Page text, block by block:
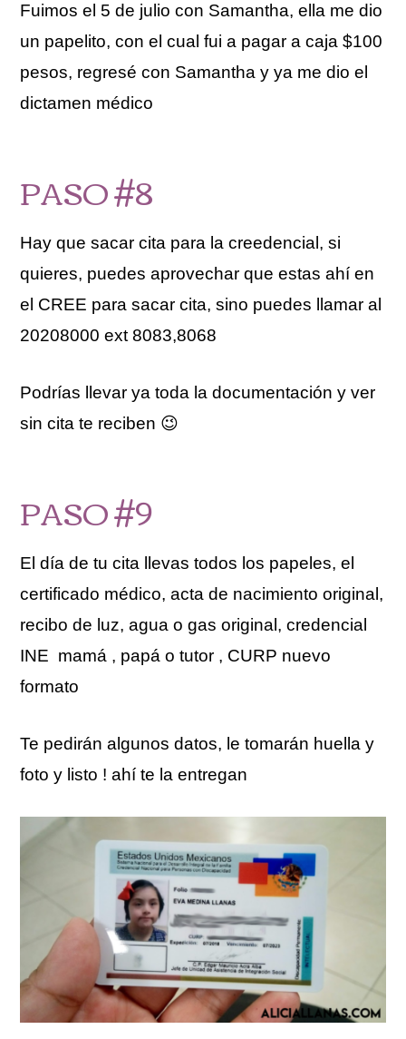
Fuimos el 5 de julio con Samantha, ella me dio
un papelito, con el cual fui a pagar a caja $100
pesos, regresé con Samantha y ya me dio el
dictamen médico
PASO #8
Hay que sacar cita para la creedencial, si
quieres, puedes aprovechar que estas ahí en
el CREE para sacar cita, sino puedes llamar al
20208000 ext 8083,8068
Podrías llevar ya toda la documentación y ver
sin cita te reciben 😉
PASO #9
El día de tu cita llevas todos los papeles, el
certificado médico, acta de nacimiento original,
recibo de luz, agua o gas original, credencial
INE mamá , papá o tutor , CURP nuevo
formato
Te pedirán algunos datos, le tomarán huella y
foto y listo ! ahí te la entregan